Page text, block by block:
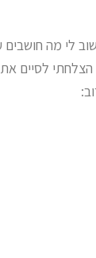
לי מה חושבים
הצלחתי לסיים